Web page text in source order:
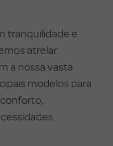
tranquilidade e
atrelar
a nossa vasta
modelos para